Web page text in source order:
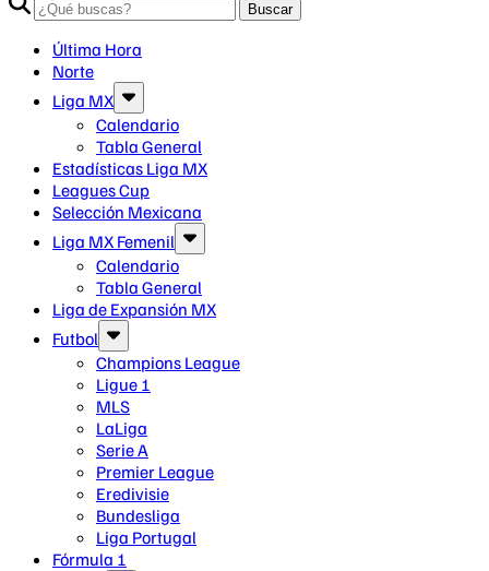
Buscar
Última Hora
Norte
Liga MX
Calendario
Tabla General
Estadísticas Liga MX
Leagues Cup
Selección Mexicana
Liga MX Femenil
Calendario
Tabla General
Liga de Expansión MX
Futbol
Champions League
Ligue 1
MLS
LaLiga
Serie A
Premier League
Eredivisie
Bundesliga
Liga Portugal
Fórmula 1